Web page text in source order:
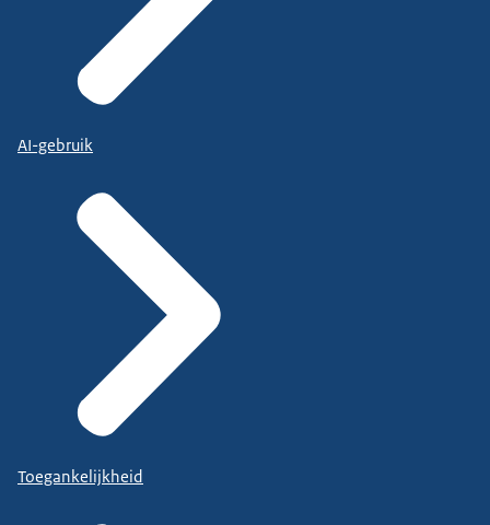
AI-gebruik
Toegankelijkheid